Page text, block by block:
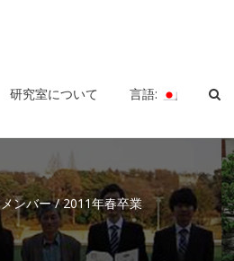
研究室について 言語:
メンバー / 2011年春卒業